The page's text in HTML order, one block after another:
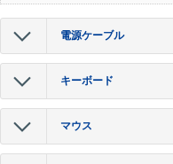
電源ケーブル
キーボード
マウス